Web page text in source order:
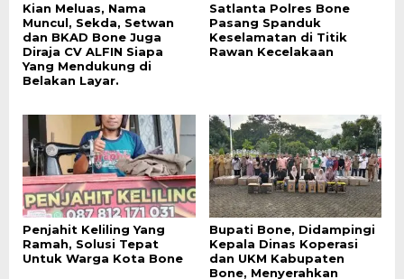
Kian Meluas, Nama
Muncul, Sekda, Setwan
dan BKAD Bone Juga
Diraja CV ALFIN Siapa
Yang Mendukung di
Belakan Layar.
Satlanta Polres Bone
Pasang Spanduk
Keselamatan di Titik
Rawan Kecelakaan
Penjahit Keliling Yang
Ramah, Solusi Tepat
Untuk Warga Kota Bone
Bupati Bone, Didampingi
Kepala Dinas Koperasi
dan UKM Kabupaten
Bone, Menyerahkan